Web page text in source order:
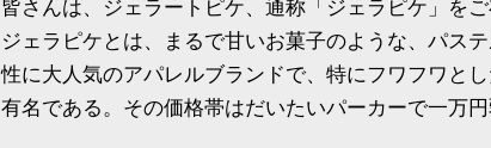
皆さんは、ジェラートピケ、通称「ジェラピケ」をご
ジェラピケとは、まるで甘いお菓子のような、パス
性に大人気のアパレルブランドで、特にフワフワと
有名である。その価格帯はだいたいパーカーで一万円